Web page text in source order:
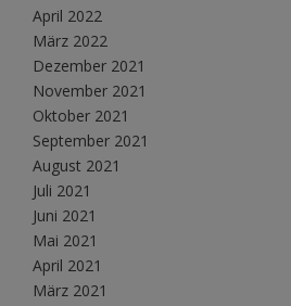
April 2022
März 2022
Dezember 2021
November 2021
Oktober 2021
September 2021
August 2021
Juli 2021
Juni 2021
Mai 2021
April 2021
März 2021